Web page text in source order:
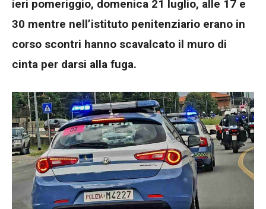
ieri pomeriggio, domenica 21 luglio, alle 17 e
30 mentre nell’istituto penitenziario erano in
corso scontri hanno scavalcato il muro di
cinta per darsi alla fuga.